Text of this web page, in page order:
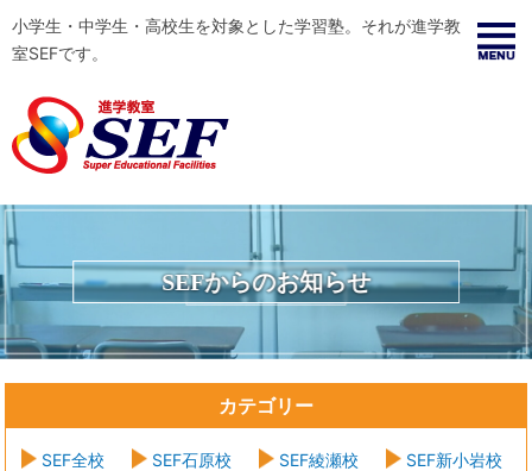
小学生・中学生・高校生を対象とした学習塾。それが進学教
室SEFです。
SEFからのお知らせ
カテゴリー
SEF全校 SEF石原校 SEF綾瀬校
SEF新小岩校